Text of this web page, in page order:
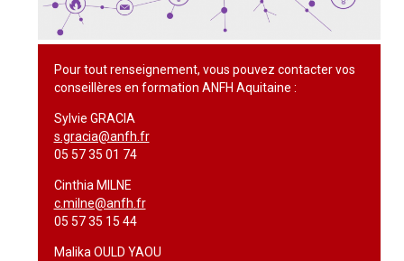
Pour tout renseignement, vous pouvez contacter vos
conseillères en formation ANFH Aquitaine :
Sylvie GRACIA
s.gracia@anfh.fr
05 57 35 01 74
Cinthia MILNE
c.milne@anfh.fr
05 57 35 15 44
Malika OULD YAOU